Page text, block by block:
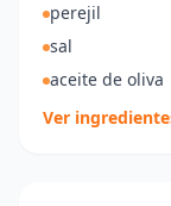
perejil
sal
aceite de oliva
Ver